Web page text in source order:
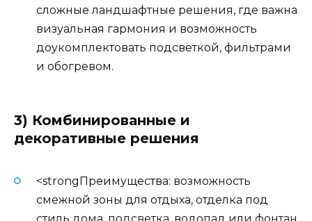
сложные ландшафтные решения, где важна
визуальная гармония и возможность
доукомплектовать подсветкой, фильтрами
и обогревом.
3) Комбинированные и
декоративные решения
<strongПреимущества: возможность
смежной зоны для отдыха, отделка под